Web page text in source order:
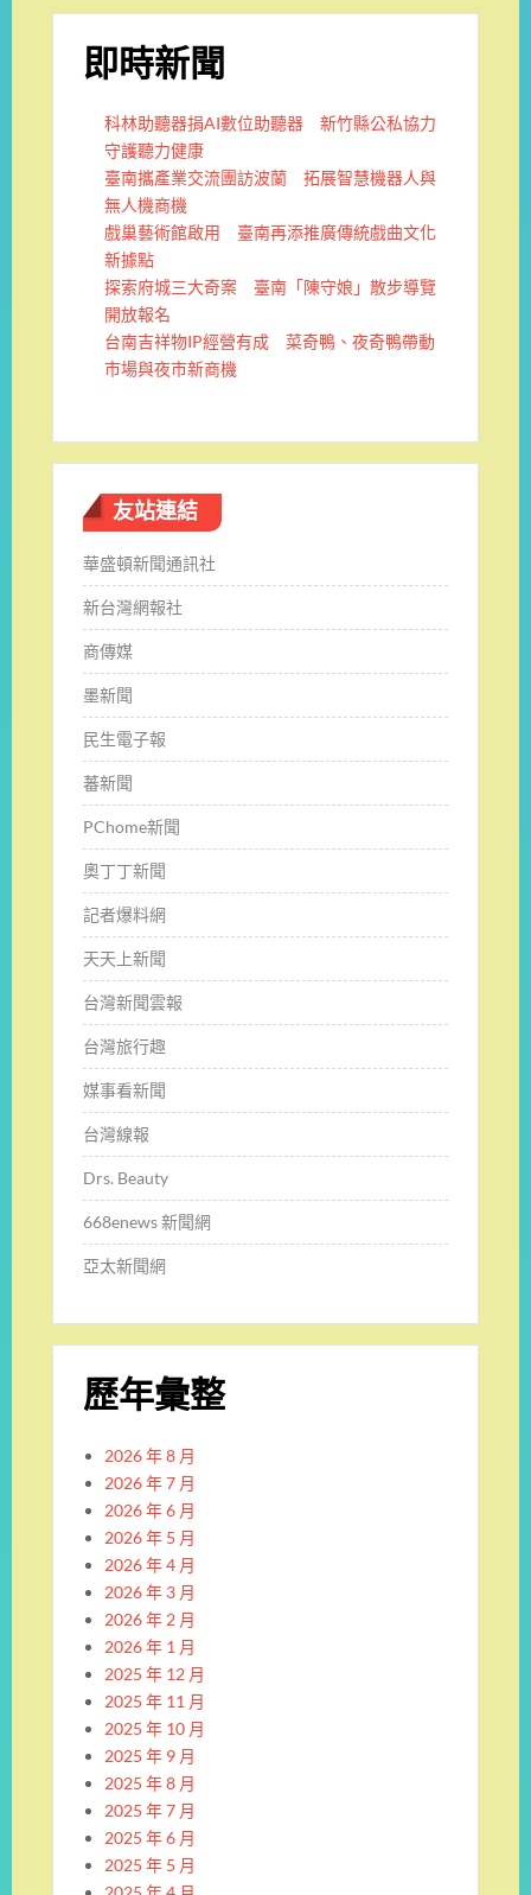
即時新聞
科林助聽器捐AI數位助聽器 新竹縣公私協力
守護聽力健康
臺南攜產業交流團訪波蘭 拓展智慧機器人與
無人機商機
戲巢藝術館啟用 臺南再添推廣傳統戲曲文化
新據點
探索府城三大奇案 臺南「陳守娘」散步導覽
開放報名
台南吉祥物IP經營有成 菜奇鴨、夜奇鴨帶動
市場與夜市新商機
友站連結
華盛頓新聞通訊社
新台灣網報社
商傳媒
墨新聞
民生電子報
蕃新聞
PChome新聞
奧丁丁新聞
記者爆料網
天天上新聞
台灣新聞雲報
台灣旅行趣
媒事看新聞
台灣線報
Drs. Beauty
668enews 新聞網
亞太新聞網
歷年彙整
2026 年 8 月
2026 年 7 月
2026 年 6 月
2026 年 5 月
2026 年 4 月
2026 年 3 月
2026 年 2 月
2026 年 1 月
2025 年 12 月
2025 年 11 月
2025 年 10 月
2025 年 9 月
2025 年 8 月
2025 年 7 月
2025 年 6 月
2025 年 5 月